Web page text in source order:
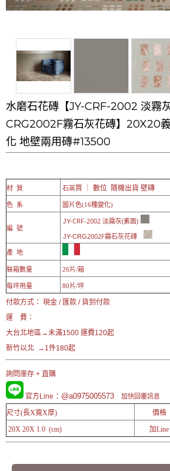
水磨石花磚【JY-CRF-2002 淡霧
CRG2002F霧石灰花磚】20X20
化 地壁兩用磚#13500
材 質 石英質 ｜ 數位 隨機出貨 壁磚
色 系 圖片色(16種變化)
編 號
JY-CRF-2002 淡霧灰(素面)
JY-CRG2002F霧石灰花磚
產 地
裝箱數量 26片/箱
每坪用量 80片/坪
付款方式： 現金 / 匯款 / 貨到付款
運 費：
大台北地區→未滿1500 運費120起
新竹以北 →1件180起
詢問庫存 + 直購
官方Line ：@a0975005573 加快回覆訊息
尺寸(長X寬X厚)
價格
20X 20X 1.0 (cm)
加Line